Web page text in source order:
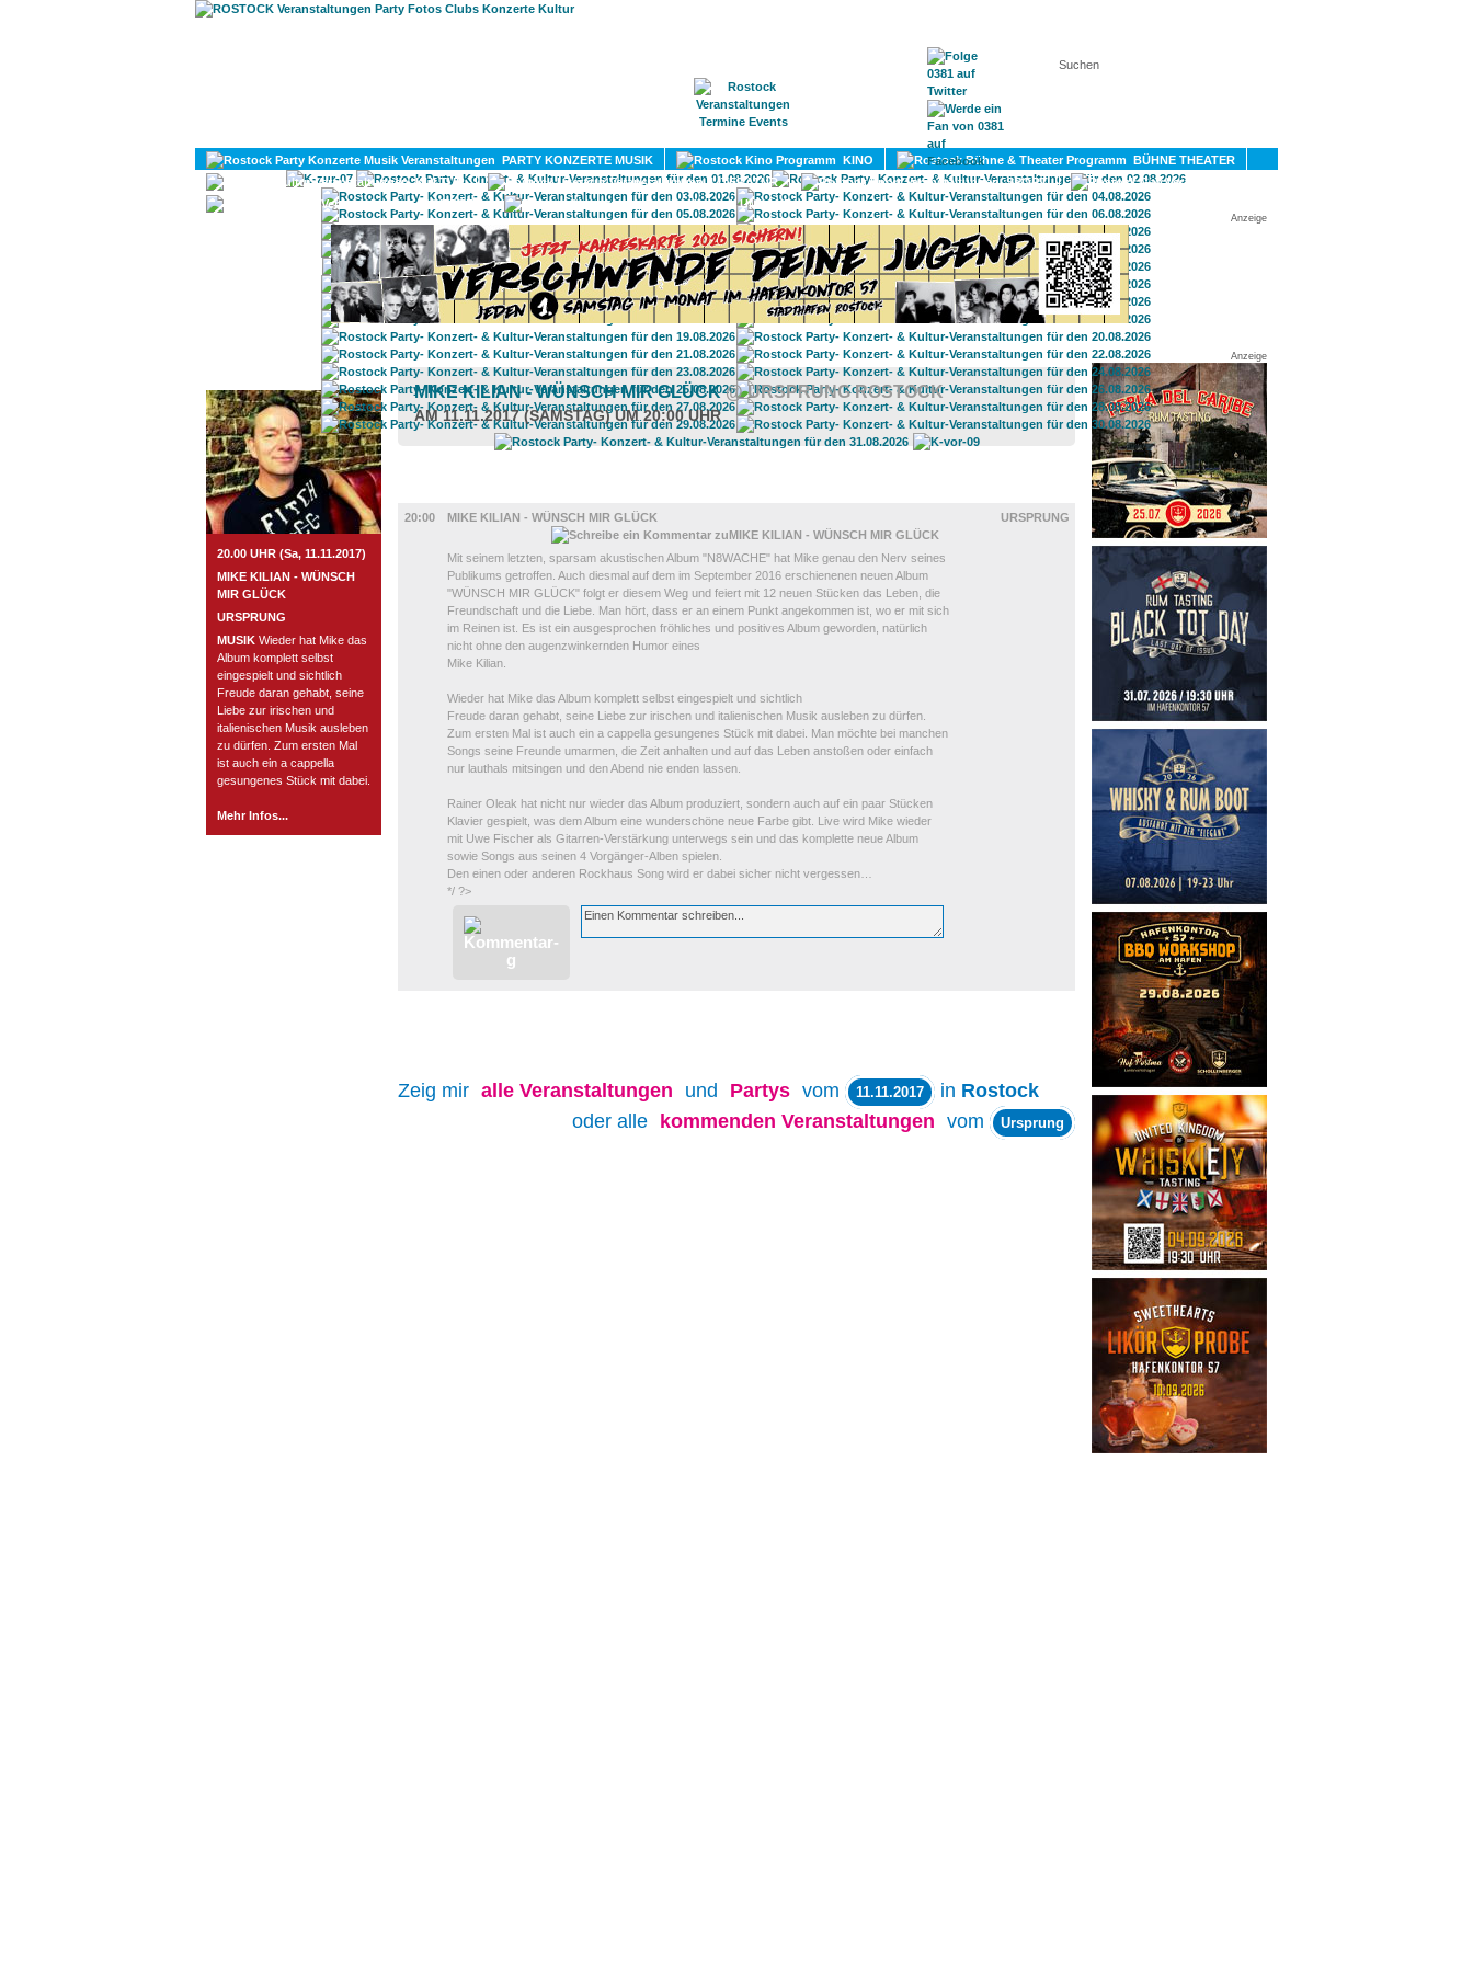
KONTAKT
PARTY KONZERTE MUSIK KINO
BÜHNE THEATER
KULTUR
LITERATUR SPORT
DIVERSES
UMLAND
Anzeige
ROSTOCK TAGESTIPP
20.00 UHR (Sa, 11.11.2017)
MIKE KILIAN - WÜNSCH
MIR GLÜCK
URSPRUNG
MUSIK Wieder hat Mike das
Album komplett selbst
eingespielt und sichtlich
Freude daran gehabt, seine
Liebe zur irischen und
italienischen Musik ausleben
zu dürfen. Zum ersten Mal
ist auch ein a cappella
gesungenes Stück mit dabei.
Mehr Infos...
Anzeige
MIKE KILIAN - WÜNSCH MIR GLÜCK@ URSPRUNG ROSTOCK
AM 11.11.2017 (SAMSTAG) UM 20:00 UHR
20:00
MIKE KILIAN - WÜNSCH MIR GLÜCK URSPRUNG
Mit seinem letzten, sparsam akustischen Album "N8WACHE" hat Mike genau den Nerv seines
Publikums getroffen. Auch diesmal auf dem im September 2016 erschienenen neuen Album
"WÜNSCH MIR GLÜCK" folgt er diesem Weg und feiert mit 12 neuen Stücken das Leben, die
Freundschaft und die Liebe. Man hört, dass er an einem Punkt angekommen ist, wo er mit sich
im Reinen ist. Es ist ein ausgesprochen fröhliches und positives Album geworden, natürlich
nicht ohne den augenzwinkernden Humor eines
Mike Kilian.
Wieder hat Mike das Album komplett selbst eingespielt und sichtlich
Freude daran gehabt, seine Liebe zur irischen und italienischen Musik ausleben zu dürfen.
Zum ersten Mal ist auch ein a cappella gesungenes Stück mit dabei. Man möchte bei manchen
Songs seine Freunde umarmen, die Zeit anhalten und auf das Leben anstoßen oder einfach
nur lauthals mitsingen und den Abend nie enden lassen.
Rainer Oleak hat nicht nur wieder das Album produziert, sondern auch auf ein paar Stücken
Klavier gespielt, was dem Album eine wunderschöne neue Farbe gibt. Live wird Mike wieder
mit Uwe Fischer als Gitarren-Verstärkung unterwegs sein und das komplette neue Album
sowie Songs aus seinen 4 Vorgänger-Alben spielen.
Den einen oder anderen Rockhaus Song wird er dabei sicher nicht vergessen…
*/ ?>
Zeig mir alle Veranstaltungen und Partys vom 11.11.2017 in Rostock
oder alle
kommenden Veranstaltungen vom Ursprung